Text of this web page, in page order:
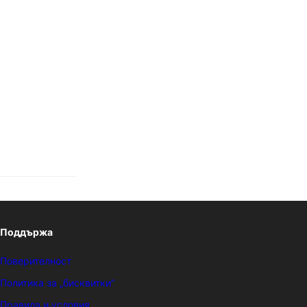
Поддържа
Поверителност
Политика за „бисквитки“